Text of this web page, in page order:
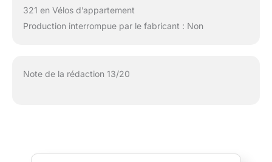
321 en Vélos d’appartement
Production interrompue par le fabricant : Non
Note de la rédaction 13/20